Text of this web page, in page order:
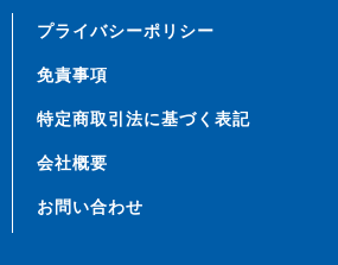
プライバシーポリシー
免責事項
特定商取引法に基づく表記
会社概要
お問い合わせ